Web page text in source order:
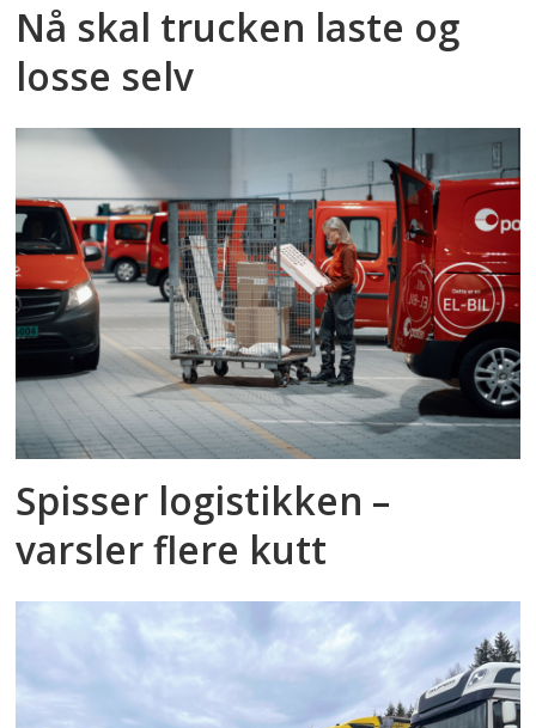
Nå skal trucken laste og
losse selv
Spisser logistikken –
varsler flere kutt